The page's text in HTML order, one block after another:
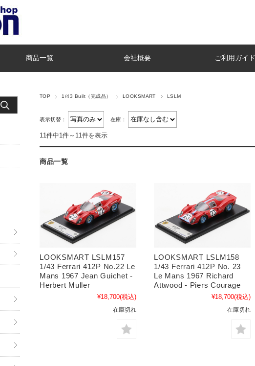
商品一覧 会社概要 ご利用ガイド
TOP 1/43 Built（完成品） LOOKSMART LSLM
表示切替： 在庫：
11件中1件～11件を表示
商品一覧
LOOKSMART LSLM157
1/43 Ferrari 412P No.22 Le
Mans 1967 Jean Guichet -
Herbert Muller
¥18,700(税込)
在庫切れ
LOOKSMART LSLM158
1/43 Ferrari 412P No. 23
Le Mans 1967 Richard
Attwood - Piers Courage
¥18,700(税込)
在庫切れ